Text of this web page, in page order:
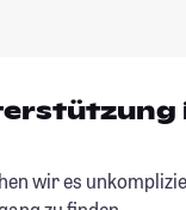
wir es